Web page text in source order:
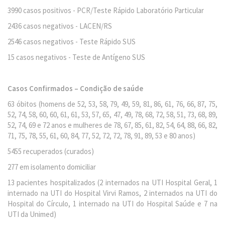
3990 casos positivos - PCR/Teste Rápido Laboratório Particular
2436 casos negativos - LACEN/RS
2546 casos negativos - Teste Rápido SUS
15 casos negativos - Teste de Antígeno SUS
Casos Confirmados – Condição de saúde
63 óbitos (homens de 52, 53, 58, 79, 49, 59, 81, 86, 61, 76, 66, 87, 75,
52, 74, 58, 60, 60, 61, 61, 53, 57, 65, 47, 49, 78, 68, 72, 58, 51, 73, 68, 89,
52, 74, 69 e 72 anos e mulheres de 78, 67, 85, 61, 82, 54, 64, 88, 66, 82,
71, 75, 78, 55, 61, 60, 84, 77, 52, 72, 72, 78, 91, 89, 53 e 80 anos)
5455 recuperados (curados)
277 em isolamento domiciliar
13 pacientes hospitalizados (2 internados na UTI Hospital Geral, 1
internado na UTI do Hospital Virvi Ramos, 2 internados na UTI do
Hospital do Círculo, 1 internado na UTI do Hospital Saúde e 7 na
UTI da Unimed)